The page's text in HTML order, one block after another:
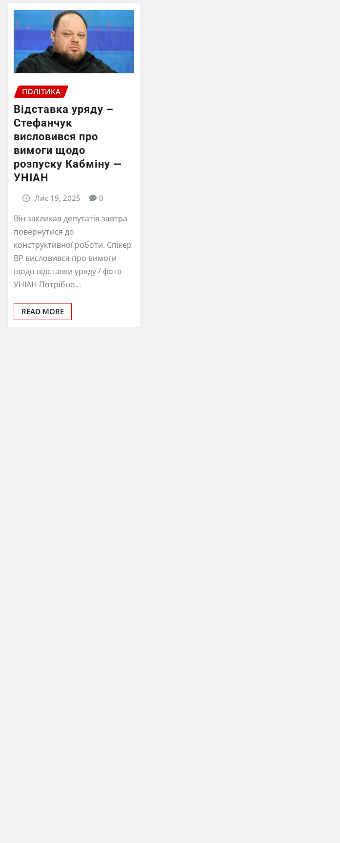
ПОЛІТИКА
Відставка уряду –
Стефанчук
висловився про
вимоги щодо
розпуску Кабміну —
УНІАН
Лис 19, 2025 0
Він закликав депутатів завтра
повернутися до
конструктивної роботи. Спікер
ВР висловився про вимоги
щодо відставки уряду / фото
УНІАН Потрібно…
READ MORE